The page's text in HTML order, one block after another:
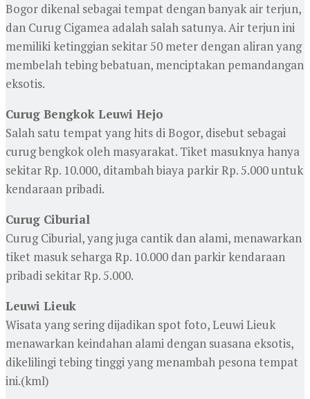
Bogor dikenal sebagai tempat dengan banyak air terjun,
dan Curug Cigamea adalah salah satunya. Air terjun ini
memiliki ketinggian sekitar 50 meter dengan aliran yang
membelah tebing bebatuan, menciptakan pemandangan
eksotis.
Curug Bengkok Leuwi Hejo
Salah satu tempat yang hits di Bogor, disebut sebagai
curug bengkok oleh masyarakat. Tiket masuknya hanya
sekitar Rp. 10.000, ditambah biaya parkir Rp. 5.000 untuk
kendaraan pribadi.
Curug Ciburial
Curug Ciburial, yang juga cantik dan alami, menawarkan
tiket masuk seharga Rp. 10.000 dan parkir kendaraan
pribadi sekitar Rp. 5.000.
Leuwi Lieuk
Wisata yang sering dijadikan spot foto, Leuwi Lieuk
menawarkan keindahan alami dengan suasana eksotis,
dikelilingi tebing tinggi yang menambah pesona tempat
ini.(kml)